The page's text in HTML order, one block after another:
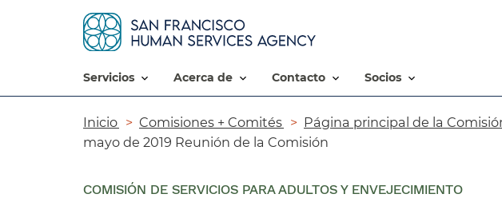
servicios​​ acerca de​​ contacto​​ socios​​
Ruta
de
navegación​​
Inicio​​ Comisiones + Comités​​ Página principal de la
mayo de 2019 Reunión de la Comisión​​
COMISIÓN DE SERVICIOS PARA ADULTOS Y ENVEJECIMIENTO